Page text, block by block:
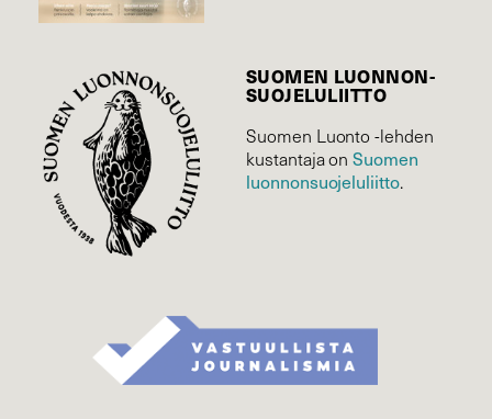
SUOMEN LUONNON­
SUOJELU­LIITTO
Suomen Luonto -lehden
kustantaja onSuomen
luonnonsuojelu­liitto.